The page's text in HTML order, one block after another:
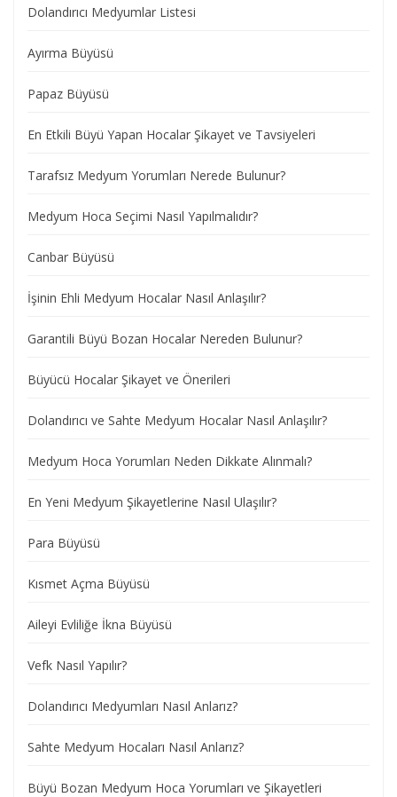
Dolandırıcı Medyumlar Listesi
Ayırma Büyüsü
Papaz Büyüsü
En Etkili Büyü Yapan Hocalar Şikayet ve Tavsiyeleri
Tarafsız Medyum Yorumları Nerede Bulunur?
Medyum Hoca Seçimi Nasıl Yapılmalıdır?
Canbar Büyüsü
İşinin Ehli Medyum Hocalar Nasıl Anlaşılır?
Garantili Büyü Bozan Hocalar Nereden Bulunur?
Büyücü Hocalar Şikayet ve Önerileri
Dolandırıcı ve Sahte Medyum Hocalar Nasıl Anlaşılır?
Medyum Hoca Yorumları Neden Dikkate Alınmalı?
En Yeni Medyum Şikayetlerine Nasıl Ulaşılır?
Para Büyüsü
Kısmet Açma Büyüsü
Aileyi Evliliğe İkna Büyüsü
Vefk Nasıl Yapılır?
Dolandırıcı Medyumları Nasıl Anlarız?
Sahte Medyum Hocaları Nasıl Anlarız?
Büyü Bozan Medyum Hoca Yorumları ve Şikayetleri